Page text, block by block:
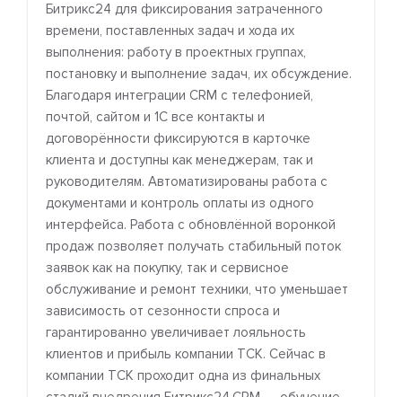
Битрикс24 для фиксирования затраченного
времени, поставленных задач и хода их
выполнения: работу в проектных группах,
постановку и выполнение задач, их обсуждение.
Благодаря интеграции CRM с телефонией,
почтой, сайтом и 1С все контакты и
договорённости фиксируются в карточке
клиента и доступны как менеджерам, так и
руководителям. Автоматизированы работа с
документами и контроль оплаты из одного
интерфейса. Работа с обновлённой воронкой
продаж позволяет получать стабильный поток
заявок как на покупку, так и сервисное
обслуживание и ремонт техники, что уменьшает
зависимость от сезонности спроса и
гарантированно увеличивает лояльность
клиентов и прибыль компании ТСК. Сейчас в
компании ТСК проходит одна из финальных